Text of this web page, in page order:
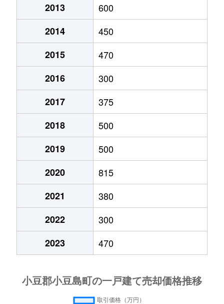
2013
600
2014
450
2015
470
2016
300
2017
375
2018
500
2019
500
2020
815
2021
380
2022
300
2023
470